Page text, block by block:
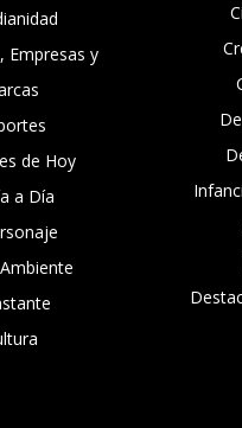
Empresas y
de Hoy
a Día